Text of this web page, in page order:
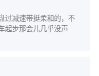
过减速带挺柔和的，不
起步那会儿几乎没声